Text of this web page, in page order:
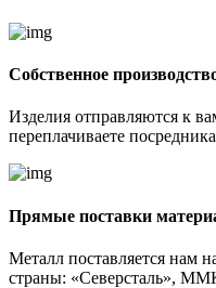
Собственное
Изделия отправляются к
переплачиваете
Прямые поставки
Металл поставляется нам
страны: «Северсталь»,